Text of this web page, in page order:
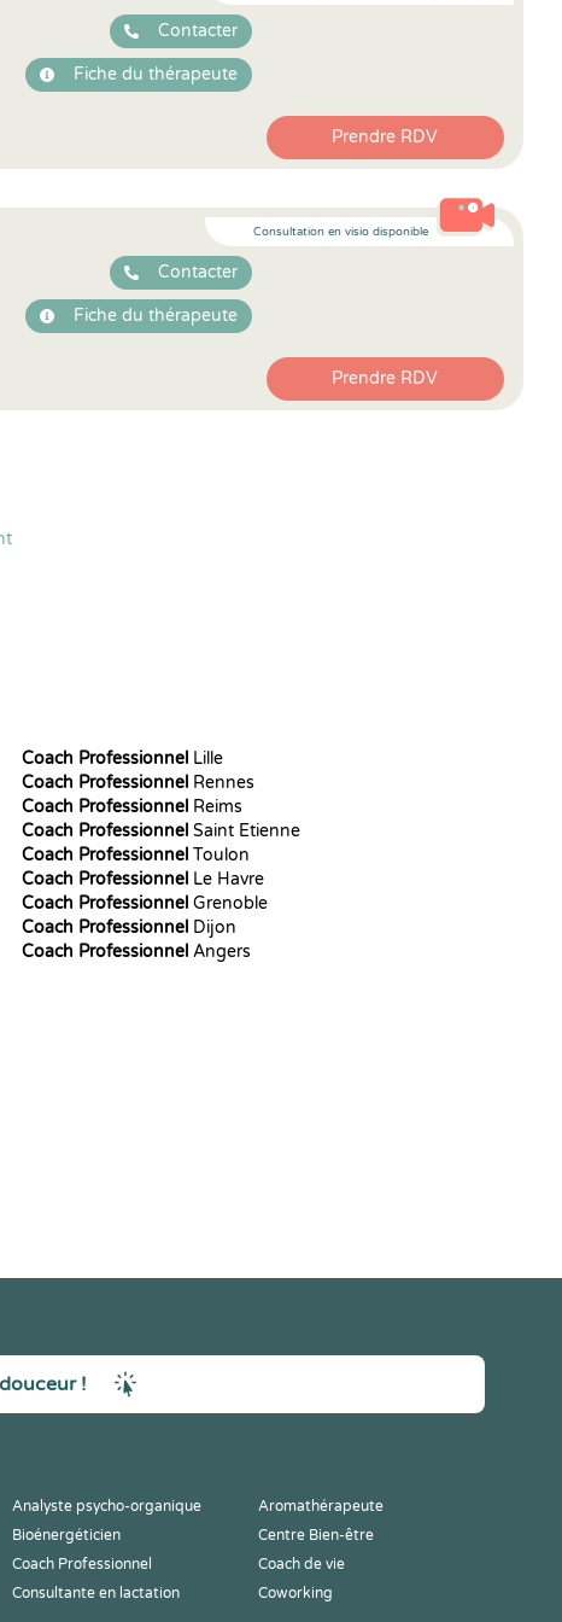
Contacter
Fiche du thérapeute
Prendre RDV
Consultation en visio disponible
Contacter
Fiche du thérapeute
Prendre RDV
Coach Professionnel Lille
Coach Professionnel Rennes
Coach Professionnel Reims
Coach Professionnel Saint Etienne
Coach Professionnel Toulon
Coach Professionnel Le Havre
Coach Professionnel Grenoble
Coach Professionnel Dijon
Coach Professionnel Angers
!
Analyste psycho-organique
Aromathérapeute
Bioénergéticien
Centre Bien-être
Coach Professionnel
Coach de vie
Consultante en lactation Coworking